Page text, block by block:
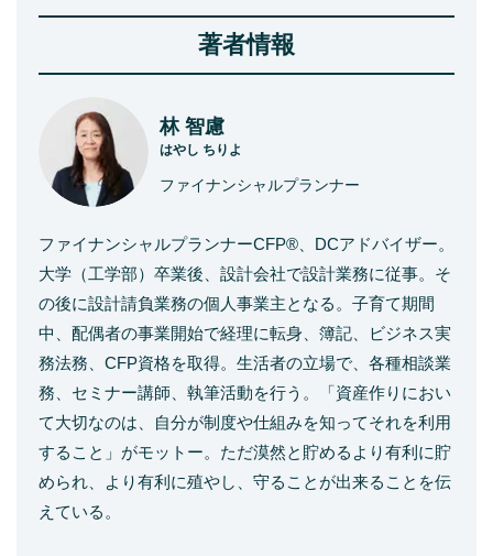
著者情報
林 智慮
はやし ちりよ
ファイナンシャルプランナー
ファイナンシャルプランナーCFP®、DCアドバイザー。
大学（工学部）卒業後、設計会社で設計業務に従事。そ
の後に設計請負業務の個人事業主となる。子育て期間
中、配偶者の事業開始で経理に転身、簿記、ビジネス実
務法務、CFP資格を取得。生活者の立場で、各種相談業
務、セミナー講師、執筆活動を行う。「資産作りにおい
て大切なのは、自分が制度や仕組みを知ってそれを利用
すること」がモットー。ただ漠然と貯めるより有利に貯
められ、より有利に殖やし、守ることが出来ることを伝
えている。